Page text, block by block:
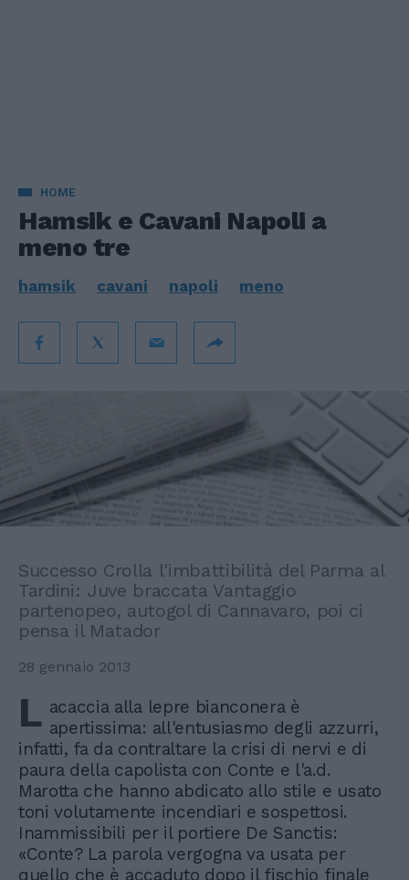
HOME
Hamsik e Cavani Napoli a
meno tre
hamsik cavani napoli meno
Successo Crolla l'imbattibilità del Parma al
Tardini: Juve braccata Vantaggio
partenopeo, autogol di Cannavaro, poi ci
pensa il Matador
28 gennaio 2013
L acaccia alla lepre bianconera è
apertissima: all'entusiasmo degli azzurri,
infatti, fa da contraltare la crisi di nervi e di
paura della capolista con Conte e l'a.d.
Marotta che hanno abdicato allo stile e usato
toni volutamente incendiari e sospettosi.
Inammissibili per il portiere De Sanctis:
«Conte? La parola vergogna va usata per
quello che è accaduto dopo il fischio finale